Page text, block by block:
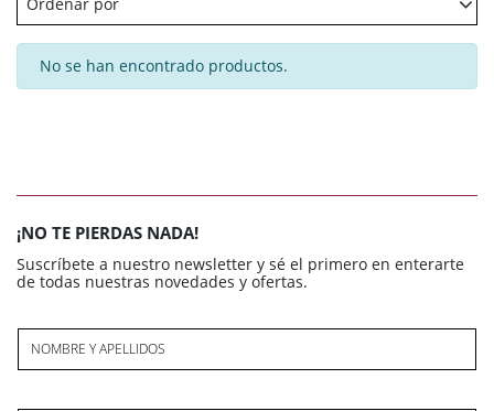
No se han encontrado productos.
¡NO TE PIERDAS NADA!
Suscríbete a nuestro newsletter y sé el primero en enterarte
de todas nuestras novedades y ofertas.
NOMBRE Y APELLIDOS